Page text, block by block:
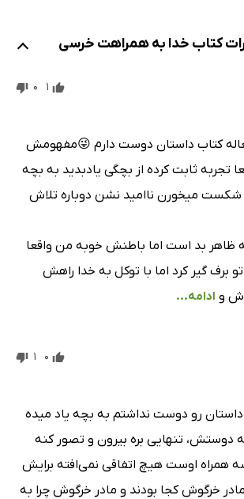
کتاب خدا به همراهت خرسی
1
0
کتاب داستان دوست دارم 😜مفهومش
تجربه ثابت کرده از بچگی یادبدید به بچه
میخورن ناامید نشن دوباره تلاش
ظاهر بد است اما باطنش خوبه من واقعا
برف گیر کرد اما با توکل به خدا راهش
و ادامه...
0
1
رو دوست نداشتم به بچه یاد میده
دوستش، تنهایی بره بیرون و تصور کنه
همراه اوست هیچ اتفاقی نمی‌افته برایش
خرگوش کجا بودند و مادر خرگوش چرا به